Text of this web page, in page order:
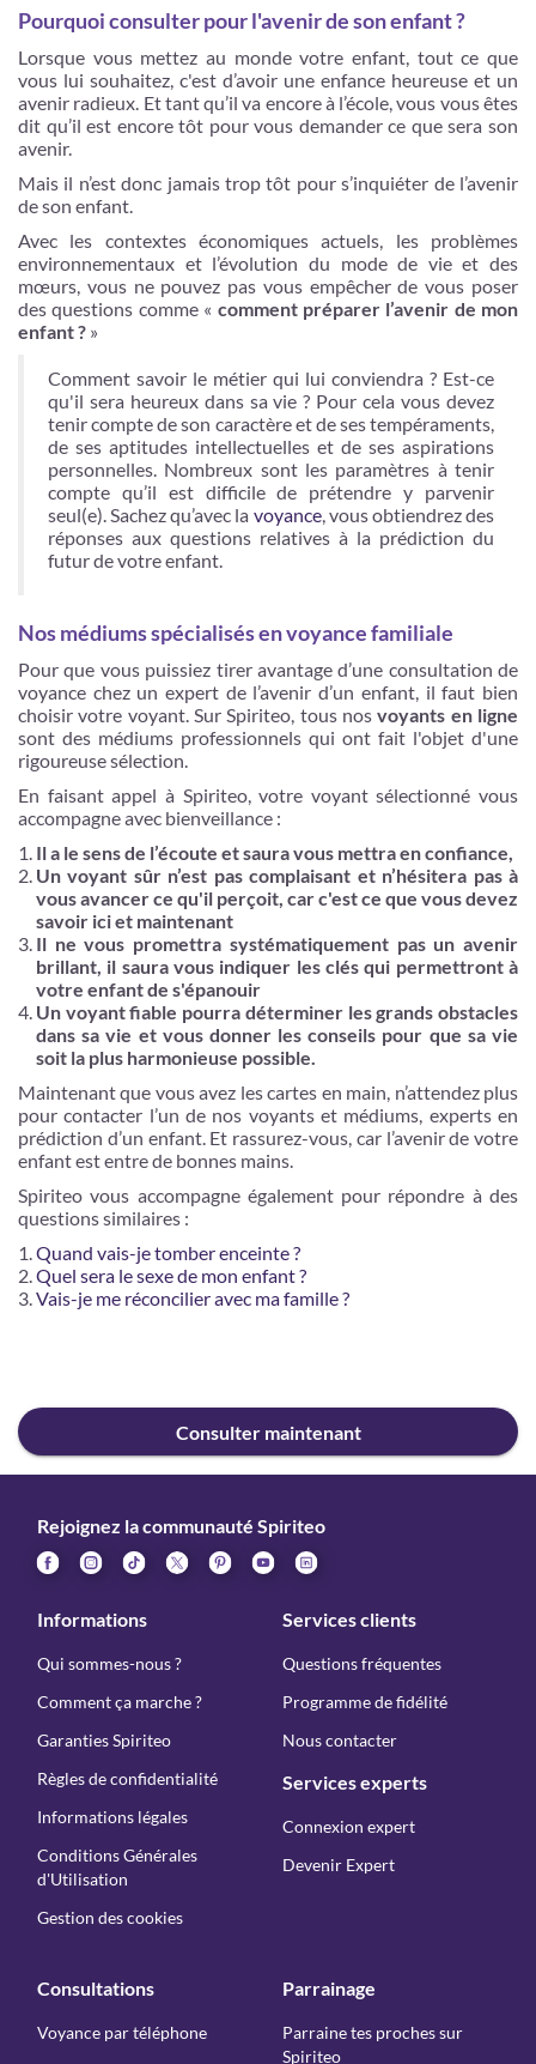
Pourquoi consulter pour l'avenir de son enfant ?
Lorsque vous mettez au monde votre enfant, tout ce que
vous lui souhaitez, c'est d’avoir une enfance heureuse et un
avenir radieux. Et tant qu’il va encore à l’école, vous vous êtes
dit qu’il est encore tôt pour vous demander ce que sera son
avenir.
Mais il n’est donc jamais trop tôt pour s’inquiéter de l’avenir
de son enfant.
Avec les contextes économiques actuels, les problèmes
environnementaux et l’évolution du mode de vie et des
mœurs, vous ne pouvez pas vous empêcher de vous poser
des questions comme « comment préparer l’avenir de mon
enfant ? »
Comment savoir le métier qui lui conviendra ? Est-ce
qu'il sera heureux dans sa vie ? Pour cela vous devez
tenir compte de son caractère et de ses tempéraments,
de ses aptitudes intellectuelles et de ses aspirations
personnelles. Nombreux sont les paramètres à tenir
compte qu’il est difficile de prétendre y parvenir
seul(e). Sachez qu’avec la voyance, vous obtiendrez des
réponses aux questions relatives à la prédiction du
futur de votre enfant.
Nos médiums spécialisés en voyance familiale
Pour que vous puissiez tirer avantage d’une consultation de
voyance chez un expert de l’avenir d’un enfant, il faut bien
choisir votre voyant. Sur Spiriteo, tous nosvoyants en ligne
sont des médiums professionnels qui ont fait l'objet d'une
rigoureuse sélection.
En faisant appel à Spiriteo, votre voyant sélectionné vous
accompagne avec bienveillance :
Il a le sens de l’écoute et saura vous mettra en confiance,
Un voyant sûr n’est pas complaisant et n’hésitera pas à
vous avancer ce qu'il perçoit, car c'est ce que vous devez
savoir ici et maintenant
Il ne vous promettra systématiquement pas un avenir
brillant, il saura vous indiquer les clés qui permettront à
votre enfant de s'épanouir
Un voyant fiable pourra déterminer les grands obstacles
dans sa vie et vous donner les conseils pour que sa vie
soit la plus harmonieuse possible.
Maintenant que vous avez les cartes en main, n’attendez plus
pour contacter l’un de nos voyants et médiums, experts en
prédiction d’un enfant. Et rassurez-vous, car l’avenir de votre
enfant est entre de bonnes mains.
Spiriteo vous accompagne également pour répondre à des
questions similaires :
Quand vais-je tomber enceinte ?
Quel sera le sexe de mon enfant ?
Vais-je me réconcilier avec ma famille ?
Consulter maintenant
Rejoignez la communauté Spiriteo
Informations
Qui sommes-nous ?
Comment ça marche ?
Garanties Spiriteo
Règles de confidentialité
Informations légales
Conditions Générales
d'Utilisation
Gestion des cookies
Services clients
Questions fréquentes
Programme de fidélité
Nous contacter
Services experts
Connexion expert
Devenir Expert
Consultations
Voyance par téléphone
Parrainage
Parraine tes proches sur
Spiriteo